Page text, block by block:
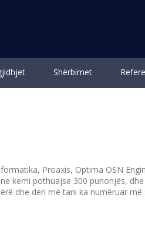
Shërbimet
Proaxis, Optima OSN
kemi pothuajse 300 punonjës,
dhe deri më tani ka numëruar më